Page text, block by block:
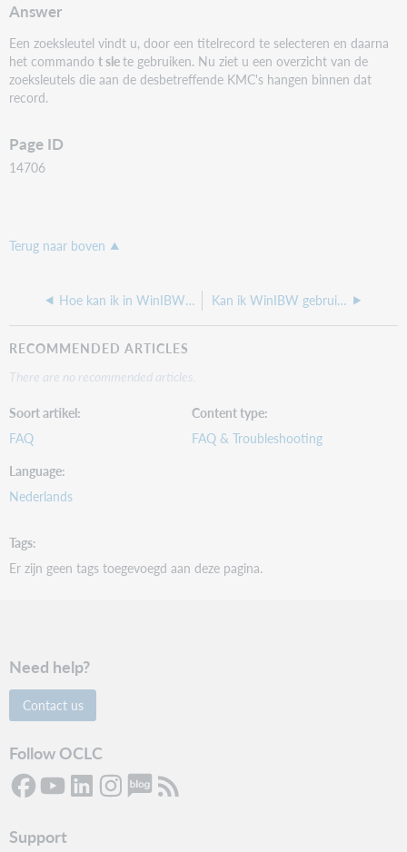
Answer
Een zoeksleutel vindt u, door een titelrecord te selecteren en daarna
het commandot slete gebruiken. Nu ziet u een overzicht van de
zoeksleutels die aan de desbetreffende KMC's hangen binnen dat
record.
Page ID
14706
Terug naar boven
Hoe kan ik in WinIBW mijn records met het jaartal 19XX in de kmc 1100 vinden? Kan ik WinIBW gebruiken met Windows 10?
RECOMMENDED ARTICLES
There are no recommended articles.
Soort artikel
FAQ
Content type
FAQ & Troubleshooting
Language
Nederlands
Tags
Er zijn geen tags toegevoegd aan deze pagina.
Need help?
Contact us
Follow OCLC
Support